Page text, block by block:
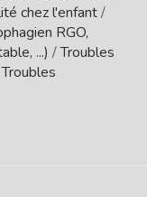
chez l'enfant/
RGO,
...) /Troubles
Troubles